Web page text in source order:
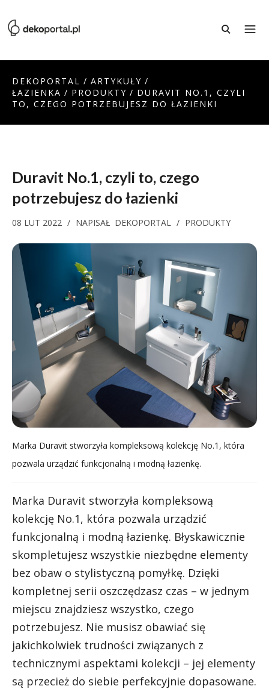
DEKOPORTAL / ARTYKUŁY /
ŁAZIENKA / PRODUKTY / DURAVIT NO.1, CZYLI
TO, CZEGO POTRZEBUJESZ DO ŁAZIENKI
Duravit No.1, czyli to, czego
potrzebujesz do łazienki
08 LUT 2022 / NAPISAŁ DEKOPORTAL / PRODUKTY
Marka Duravit stworzyła kompleksową kolekcję No.1, która
pozwala urządzić funkcjonalną i modną łazienkę.
Marka Duravit stworzyła kompleksową
kolekcję No.1, która pozwala urządzić
funkcjonalną i modną łazienkę. Błyskawicznie
skompletujesz wszystkie niezbędne elementy
bez obaw o stylistyczną pomyłkę. Dzięki
kompletnej serii oszczędzasz czas – w jednym
miejscu znajdziesz wszystko, czego
potrzebujesz. Nie musisz obawiać się
jakichkolwiek trudności związanych z
technicznymi aspektami kolekcji – jej elementy
są przecież do siebie perfekcyjnie dopasowane.